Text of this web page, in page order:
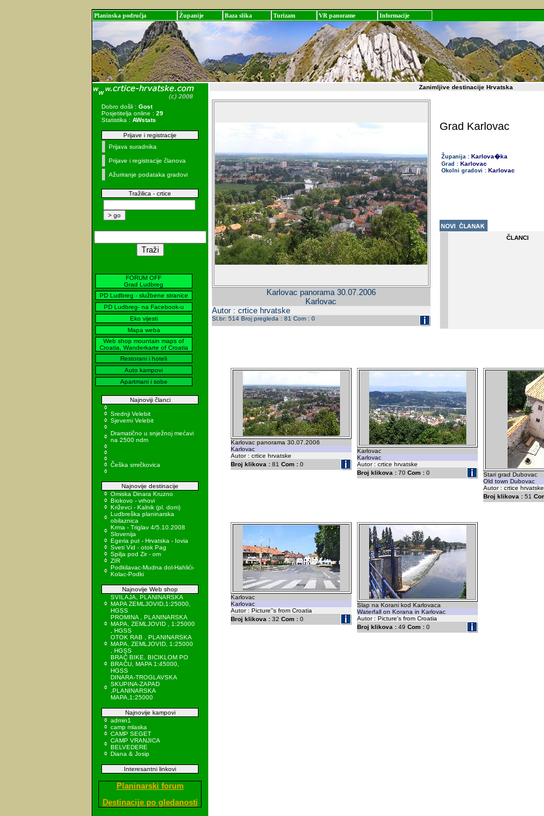
Planinska područja Županije Baza slika Turizam VR panorame Informacije
Dobro došli : Gost
Posjetitelja online : 29
Statistika : AWstats
Prijave i registracije
Prijava suradnika
Prijave i registracije članova
Ažuriranje podataka gradovi
Tražilica - crtice
FORUM OFF
Grad Ludbreg
PD Ludbreg - službene stranice
PD Ludbreg- na Facebook-u
Eko vijesti
Mapa weba
Web shop mountain maps of
Croatia, Wanderkarte of Croatia
Restorani i hoteli
Auto kampovi
Apartmani i sobe
Najnoviji članci
Srednji Velebit
Sjeverni Velebit
Dramatično u snježnoj mećavi
na 2500 ndm
Češka smrčkovica
Najnovije destinacije
Omiska Dinara Kruzno
Biokovo - vrhovi
Križevci - Kalnik (pl. dom)
Ludbreška planinarska
obilaznica
Krma - Triglav 4/5.10.2008
Slovenija
Egeria put - Hrvatska - Iovia
Sveti Vid - otok Pag
Spilja pod Zir - om
ZIR
Podkilavac-Mudna dol-Hahlići-
Kolac-Podki
Najnovije Web shop
SVILAJA, PLANINARSKA
MAPA ZEMLJOVID,1:25000,
HGSS
PROMINA , PLANINARSKA
MAPA, ZEMLJOVID , 1:25000
, HGSS
OTOK RAB , PLANINARSKA
MAPA, ZEMLJOVID, 1:25000
, HGSS
BRAČ BIKE, BICIKLOM PO
BRAČU, MAPA 1:45000,
HGSS
DINARA-TROGLAVSKA
SKUPINA-ZAPAD
,PLANINARSKA
MAPA,1:25000
Najnovije kampovi
admin1
camp mlaska
CAMP SEGET
CAMP VRANJICA
BELVEDERE
Diana & Josip
Interesantni linkovi
Planinarski forum
Destinacije po gledanosti
Zanimljive destinacije Hrvatska
Karlovac panorama 30.07.2006
Karlovac
Autor : crtice hrvatske
Sl.br: 514 Broj pregleda : 81 Com : 0
Grad Karlovac
Županija : Karlova�ka
Grad : Karlovac
Okolni gradovi : Karlovac
ČLANCI
Karlovac panorama 30.07.2006
Karlovac
Autor : crtice hrvatske
Broj klikova : 81 Com : 0
Karlovac
Karlovac
Autor : crtice hrvatske
Broj klikova : 70 Com : 0
Stari grad Dubovac
Old town Dubovac
Autor : crtice hrvatske
Broj klikova : 51
Karlovac
Karlovac
Autor : Picture''s from Croatia
Broj klikova : 32 Com : 0
Slap na Korani kod Karlovaca
Waterfall on Korana in Karlovac
Autor : Picture's from Croatia
Broj klikova : 49 Com : 0